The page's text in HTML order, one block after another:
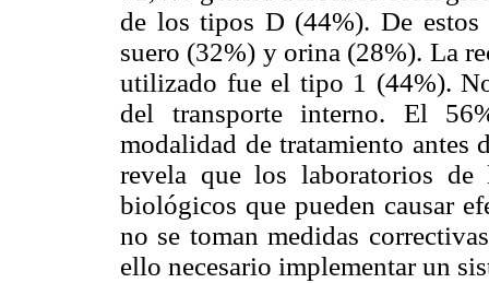
de los tipos D (44%). De estos
suero (32%) y orina (28%). La
utilizado fue el tipo 1 (44%).
del transporte interno. El
modalidad de tratamiento
revela que los laboratorios de
biológicos que pueden causar
no se toman medidas
ello necesario implementar un